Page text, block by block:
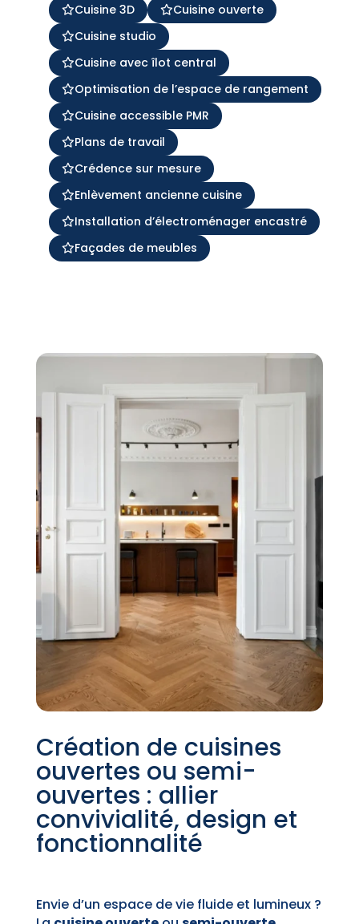
Cuisine 3D
Cuisine ouverte
Cuisine studio
Cuisine avec îlot central
Optimisation de l’espace de rangement
Cuisine accessible PMR
Plans de travail
Crédence sur mesure
Enlèvement ancienne cuisine
Installation d’électroménager encastré
Façades de meubles
Création de cuisines
ouvertes ou semi-
ouvertes : allier
convivialité, design et
fonctionnalité
Envie d’un espace de vie fluide et lumineux ?